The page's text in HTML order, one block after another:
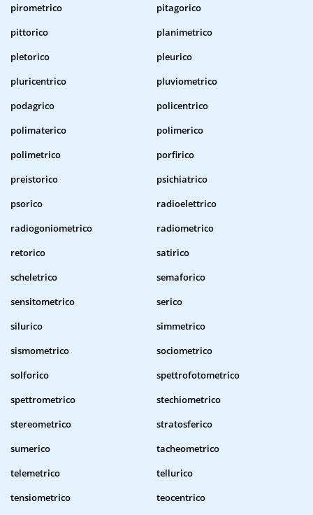
pirometrico
pitagorico
pittorico
planimetrico
pletorico
pleurico
pluricentrico
pluviometrico
podagrico
policentrico
polimaterico
polimerico
polimetrico
porfirico
preistorico
psichiatrico
psorico
radioelettrico
radiogoniometrico
radiometrico
retorico
satirico
scheletrico
semaforico
sensitometrico
serico
silurico
simmetrico
sismometrico
sociometrico
solforico
spettrofotometrico
spettrometrico
stechiometrico
stereometrico
stratosferico
sumerico
tacheometrico
telemetrico
tellurico
tensiometrico
teocentrico